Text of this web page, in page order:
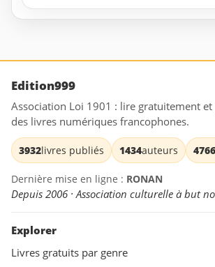
Edition999
Association Loi 1901 : lire gratuitement
des livres numériques francophones.
3932livres publiés 1434auteurs 4766
Dernière mise en ligne : RONAN
Depuis 2006 · Association culturelle à but
Explorer
Livres gratuits par genre